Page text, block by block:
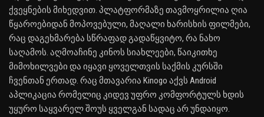
ქვეყნების მიხედვით. პლატფორმაზე თავმოყრილია ღია
წყაროებიდან მოპოვებული, მაღალი ხარისხის ფილმები,
რაც დაგეხმარება სწრაფად გადაწყვიტო, რა ნახო
საღამოს. აღმოაჩინე კინოს სიახლეები, წაიკითხე
მიმოხილვები და იყავი ყოველთვის საქმის კურსში
ჩვენთან ერთად. რაც მთავარია Kinogo აქვს Android
აპლიკაცია რომელიც კიდევ უფრო კომფორტულს ხდის
უყურო საყვარელ შოუს ყველგან სადაც არ უნდაიყო.